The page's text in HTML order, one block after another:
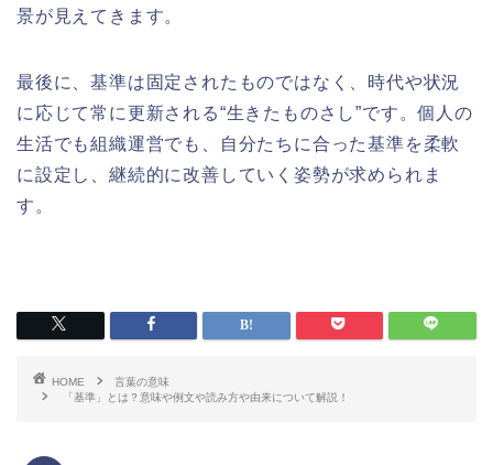
景が見えてきます。
最後に、基準は固定されたものではなく、時代や状況
に応じて常に更新される“生きたものさし”です。個人の
生活でも組織運営でも、自分たちに合った基準を柔軟
に設定し、継続的に改善していく姿勢が求められま
す。
HOME
言葉の意味
「基準」とは？意味や例文や読み方や由来について解説！